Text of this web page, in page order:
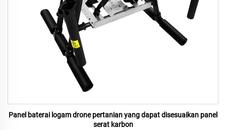
Panel baterai logam drone pertanian yang dapat disesuaikan panel
serat karbon